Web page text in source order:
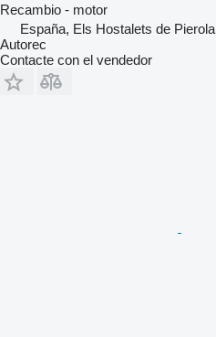
Recambio - motor
España, Els Hostalets de Pierola
Autorec
Contacte con el vendedor